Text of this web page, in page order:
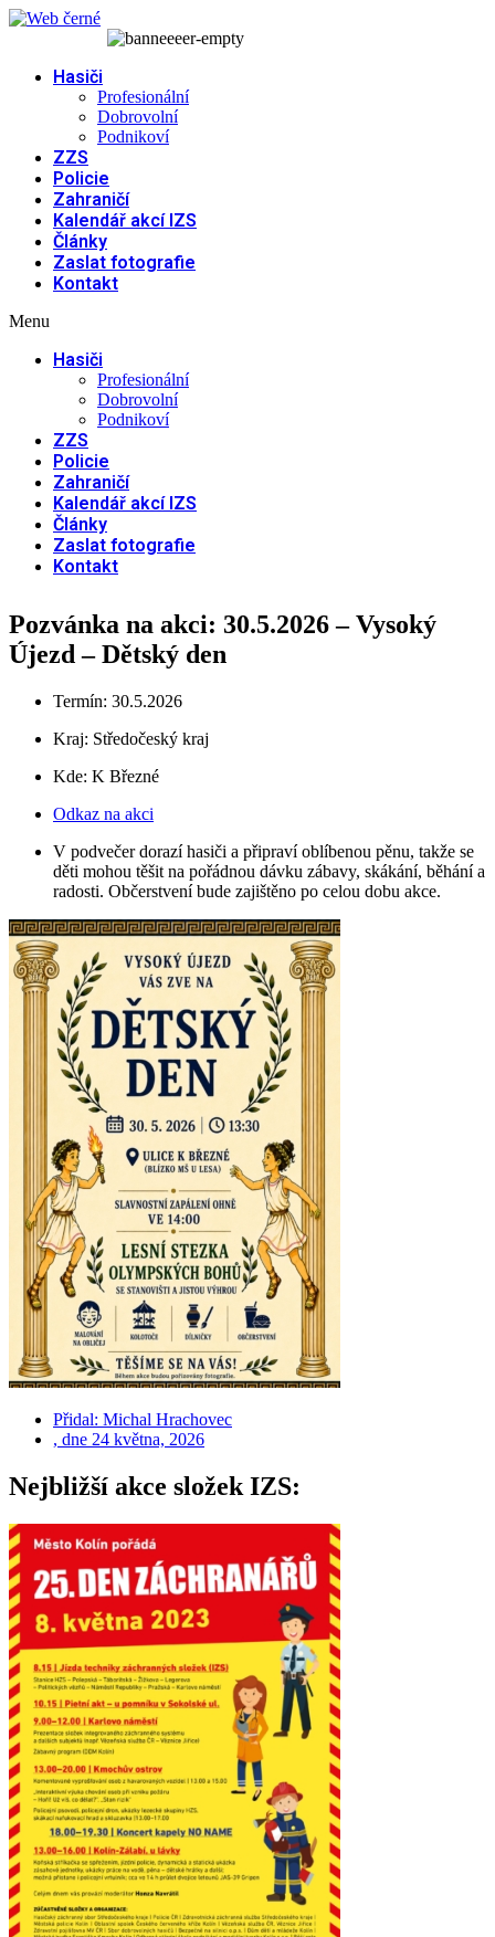
Přejít
Hasiči
Profesionální
Dobrovolní
Podnikoví
ZZS
Policie
Zahraničí
Kalendář akcí IZS
Články
Zaslat fotografie
Kontakt
Menu
Hasiči
Profesionální
Dobrovolní
Podnikoví
ZZS
Policie
Zahraničí
Kalendář akcí IZS
Články
Zaslat fotografie
Kontakt
Pozvánka na akci: 30.5.2026 – Vysoký
Újezd – Dětský den
Termín: 30.5.2026
Kraj: Středočeský kraj
Kde: K Březné
Odkaz na akci
V podvečer dorazí hasiči a připraví oblíbenou pěnu, takže se
děti mohou těšit na pořádnou dávku zábavy, skákání, běhání a
radosti. Občerstvení bude zajištěno po celou dobu akce.
Přidal: Michal Hrachovec
, dne 24 května, 2026
Nejbližší akce složek IZS: